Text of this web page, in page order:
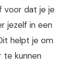
voor dat je je
jezelf in een
helpt je om
te kunnen